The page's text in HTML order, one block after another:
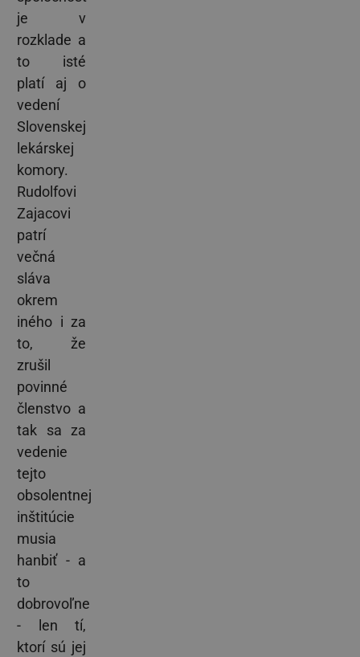
je v
rozklade a
to isté
platí aj o
vedení
Slovenskej
lekárskej
komory.
Rudolfovi
Zajacovi
patrí
večná
sláva
okrem
iného i za
to, že
zrušil
povinné
členstvo a
tak sa za
vedenie
tejto
obsolentnej
inštitúcie
musia
hanbiť - a
to
dobrovoľne
- len tí,
ktorí sú jej